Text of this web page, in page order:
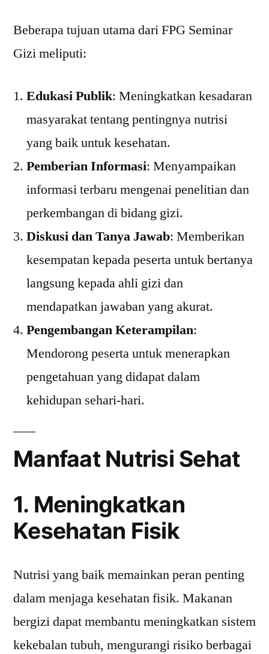
Beberapa tujuan utama dari FPG Seminar
Gizi meliputi:
Edukasi Publik: Meningkatkan kesadaran
masyarakat tentang pentingnya nutrisi
yang baik untuk kesehatan.
Pemberian Informasi: Menyampaikan
informasi terbaru mengenai penelitian dan
perkembangan di bidang gizi.
Diskusi dan Tanya Jawab: Memberikan
kesempatan kepada peserta untuk bertanya
langsung kepada ahli gizi dan
mendapatkan jawaban yang akurat.
Pengembangan Keterampilan:
Mendorong peserta untuk menerapkan
pengetahuan yang didapat dalam
kehidupan sehari-hari.
Manfaat Nutrisi Sehat
1. Meningkatkan
Kesehatan Fisik
Nutrisi yang baik memainkan peran penting
dalam menjaga kesehatan fisik. Makanan
bergizi dapat membantu meningkatkan sistem
kekebalan tubuh, mengurangi risiko berbagai